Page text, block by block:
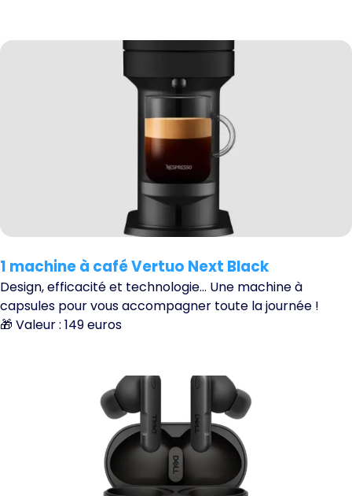
1 machine à café Vertuo Next Black
Design, efficacité et technologie… Une machine à
capsules pour vous accompagner toute la journée !
🎁 Valeur : 149 euros